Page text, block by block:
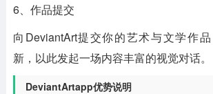
6、作品提交
向DeviantArt提交你的艺术与文学作
新，以此发起一场内容丰富的视觉对话。
DeviantArtapp优势说明